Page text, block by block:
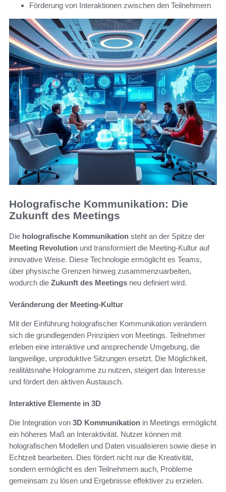
Förderung von Interaktionen zwischen den Teilnehmern
Holografische Kommunikation: Die
Zukunft des Meetings
Die holografische Kommunikation steht an der Spitze der
Meeting Revolution und transformiert die Meeting-Kultur auf
innovative Weise. Diese Technologie ermöglicht es Teams,
über physische Grenzen hinweg zusammenzuarbeiten,
wodurch die Zukunft des Meetings neu definiert wird.
Veränderung der Meeting-Kultur
Mit der Einführung holografischer Kommunikation verändern
sich die grundlegenden Prinzipien von Meetings. Teilnehmer
erleben eine interaktive und ansprechende Umgebung, die
langweilige, unproduktive Sitzungen ersetzt. Die Möglichkeit,
realitätsnahe Hologramme zu nutzen, steigert das Interesse
und fördert den aktiven Austausch.
Interaktive Elemente in 3D
Die Integration von 3D Kommunikation in Meetings ermöglicht
ein höheres Maß an Interaktivität. Nutzer können mit
holografischen Modellen und Daten visualisieren sowie diese in
Echtzeit bearbeiten. Dies fördert nicht nur die Kreativität,
sondern ermöglicht es den Teilnehmern auch, Probleme
gemeinsam zu lösen und Ergebnisse effektiver zu erzielen.